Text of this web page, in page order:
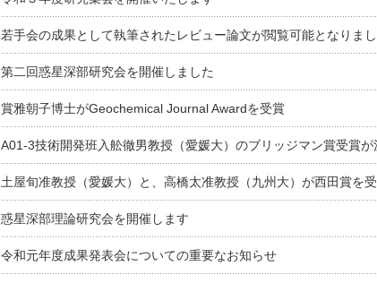
若手会の成果として執筆されたレビュー論文が閲覧可能となりま
第二回惑星深部研究会を開催しました
賞雅朝子博士がGeochemical Journal Awardを受賞
A01-3技術開発班入舩徹男教授（愛媛大）のブリッジマン賞受賞が
土屋旬准教授（愛媛大）と、高橋太准教授（九州大）が西田賞を
惑星深部理論研究会を開催します
令和元年度成果発表会についての重要なお知らせ